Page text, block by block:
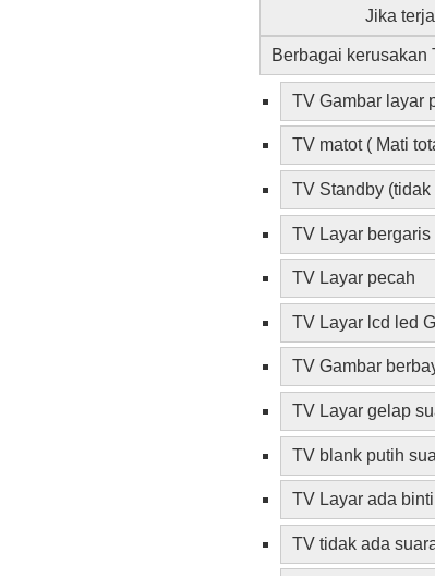
Jika
Berbagai kerusakan
TV Gambar layar
TV matot ( Mati
TV Standby (tidak
TV Layar bergaris
TV Layar pecah
TV Layar lcd led
TV Gambar
TV Layar gelap
TV blank putih
TV Layar ada
TV tidak ada